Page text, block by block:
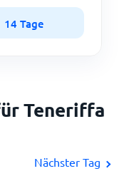
14 Tage
Teneriffa
Nächster Tag